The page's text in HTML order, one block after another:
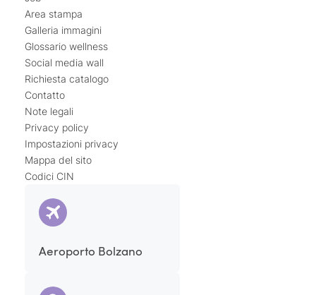
Area stampa
Galleria immagini
Glossario wellness
Social media wall
Richiesta catalogo
Contatto
Note legali
Privacy policy
Impostazioni privacy
Mappa del sito
Codici CIN
Aeroporto Bolzano